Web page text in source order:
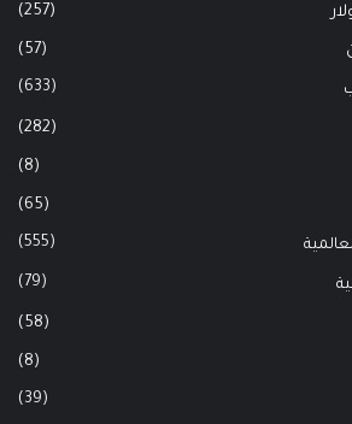
(257)
(57)
(633)
(282)
(8)
(65)
(555)
(79)
(58)
(8)
(39)